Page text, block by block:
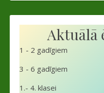
Aktuālā
1 - 2 gadīgiem
3 - 6 gadīgiem
1.- 4. klasei